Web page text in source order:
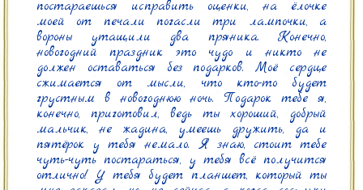
постараешься исправить оценки, на ёлочке
моей от печали погасли три лампочки, а
вороны утащили два пряника. Конечно,
новогодний праздник это чудо и никто не
должен оставаться без подарков. Моё сердце
сжимается от мысли, что кто-то будет
грустным в новогоднюю ночь. Подарок тебе я,
конечно, приготовил, ведь ты хороший, добрый
мальчик, не жадина, умеешь дружить, да и
пятёрок у тебя немало. Я знаю, стоит тебе
чуть-чуть постараться, у тебя всё получится
отлично! У тебя будет планшет, который ты